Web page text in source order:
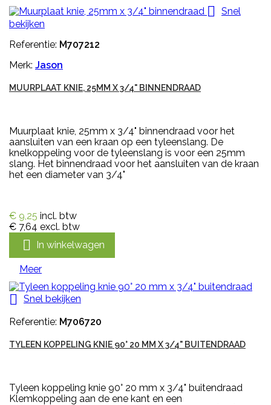

Snel
bekijken
Referentie: M707212
Merk: Jason
MUURPLAAT KNIE, 25MM X 3/4" BINNENDRAAD
Muurplaat knie, 25mm x 3/4" binnendraad voor het
aansluiten van een kraan op een tyleenslang. De
knelkoppeling voor de tyleenslang is voor een 25mm
slang. Het binnendraad voor het aansluiten van de kraan
het een diameter van 3/4"
€ 9,25 incl. btw
€ 7,64 excl. btw
 In winkelwagen
Meer

Snel bekijken
Referentie: M706720
TYLEEN KOPPELING KNIE 90° 20 MM X 3/4" BUITENDRAAD
Tyleen koppeling knie 90° 20 mm x 3/4" buitendraad
Klemkoppeling aan de ene kant en een